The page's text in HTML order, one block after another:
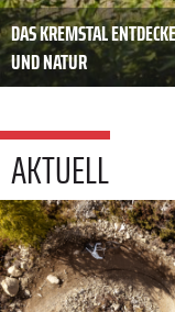
DAS KREMSTAL
UND NATUR
AKTUELL